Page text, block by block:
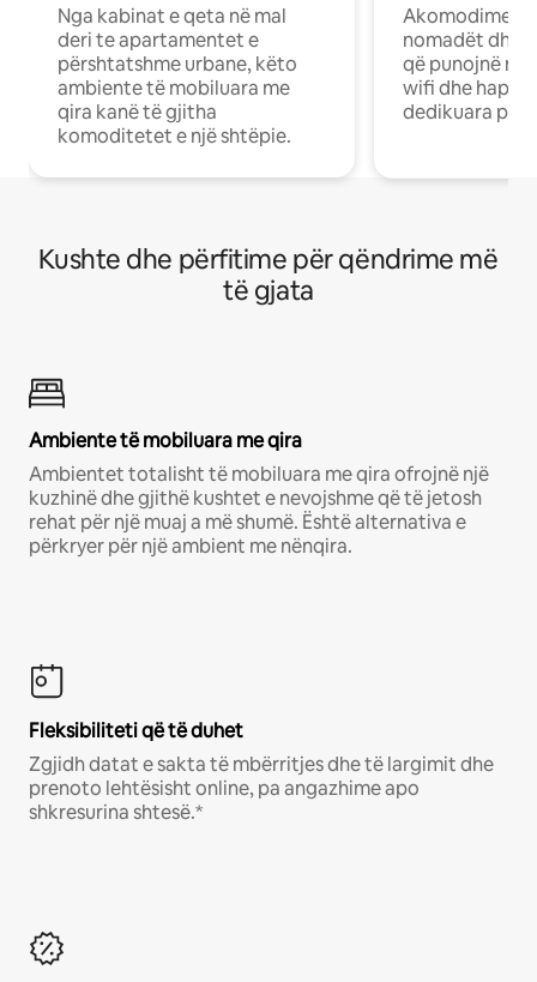
Nga kabinat e qeta në mal
deri te apartamentet e
përshtatshme urbane, këto
ambiente të mobiluara me
qira kanë të gjitha
komoditetet e një shtëpie.
Akomodime
nomadët dhe
që punojnë në
wifi dhe
dedikuara
Kushte dhe përfitime për qëndrime më
të gjata
Ambiente të mobiluara me qira
Ambientet totalisht të mobiluara me qira ofrojnë një
kuzhinë dhe gjithë kushtet e nevojshme që të jetosh
rehat për një muaj a më shumë. Është alternativa e
përkryer për një ambient me nënqira.
Fleksibiliteti që të duhet
Zgjidh datat e sakta të mbërritjes dhe të largimit dhe
prenoto lehtësisht online, pa angazhime apo
shkresurina shtesë.*